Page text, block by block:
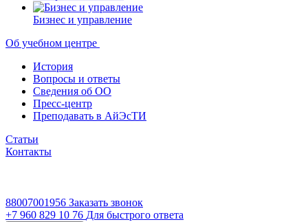
Бизнес и управление
Об учебном центре
История
Вопросы и ответы
Сведения об ОО
Пресс-центр
Преподавать в АйЭсТИ
Статьи
Контакты
88007001956 Заказать звонок
+7 960 829 10 76 Для быстрого ответа